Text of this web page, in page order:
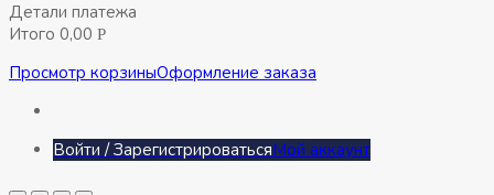
Детали платежа
Итого 0,00 Р
Просмотр корзиныОформление заказа
Войти / ЗарегистрироватьсяМой аккаунт